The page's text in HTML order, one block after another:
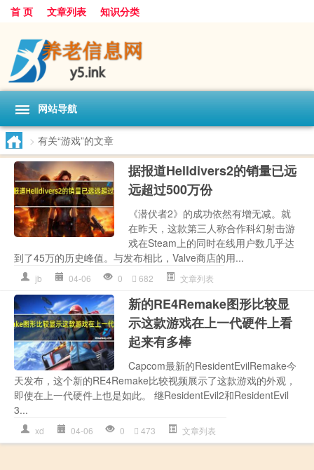
首 页 文章列表 知识分类
网站导航
> 有关“游戏”的文章
据报道Helldivers2的销量已远
远超过500万份
《潜伏者2》的成功依然有增无减。就
在昨天，这款第三人称合作科幻射击游
戏在Steam上的同时在线用户数几乎达
到了45万的历史峰值。与发布相比，Valve商店的用...
jb 04-06 0 682 文章列表
新的RE4Remake图形比较显
示这款游戏在上一代硬件上看
起来有多棒
Capcom最新的ResidentEvilRemake今
天发布，这个新的RE4Remake比较视频展示了这款游戏的外观，
即使在上一代硬件上也是如此。 继ResidentEvil2和ResidentEvil
3...
xd 04-06 0 473 文章列表